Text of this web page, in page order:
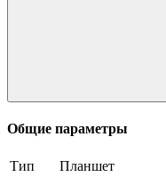
Общие параметры
Тип
Планшет